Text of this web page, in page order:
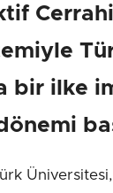
bir ilke
Üniversitesi,